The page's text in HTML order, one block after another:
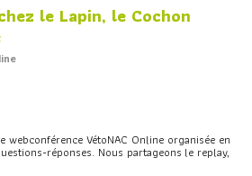
le Lapin, le Cochon
webconférence VétoNAC Online organisée en
réponses. Nous partageons le replay,